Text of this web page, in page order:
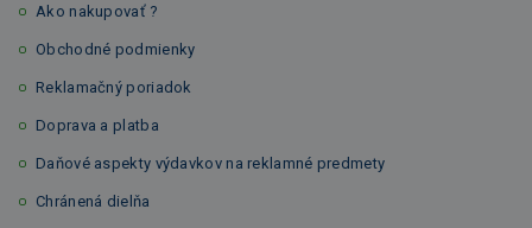
Ako nakupovať ?
Obchodné podmienky
Reklamačný poriadok
Doprava a platba
Daňové aspekty výdavkov na reklamné predmety
Chránená dielňa